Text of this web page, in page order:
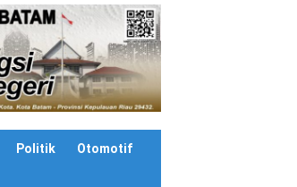
Politik Otomotif